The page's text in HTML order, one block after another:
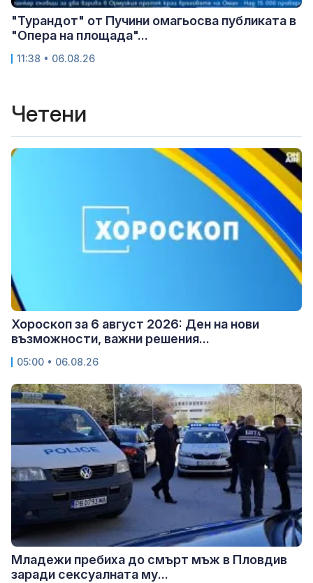
"Турандот" от Пучини омагьосва публиката в
"Опера на площада"...
11:38 • 06.08.26
Четени
Хороскоп за 6 август 2026: Ден на нови
възможности, важни решения...
05:00 • 06.08.26
Младежи пребиха до смърт мъж в Пловдив
заради сексуалната му...